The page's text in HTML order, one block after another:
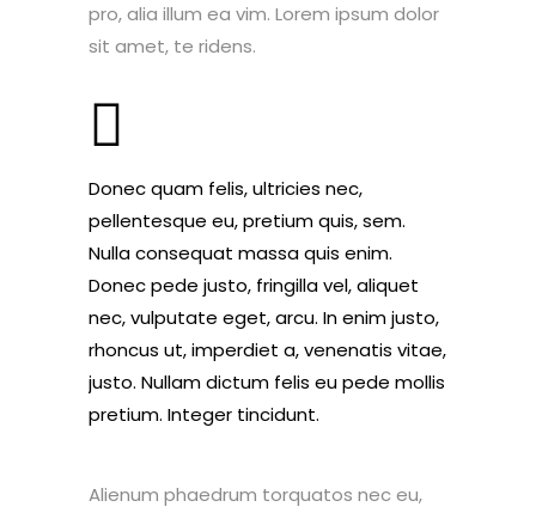
pro, alia illum ea vim. Lorem ipsum dolor
sit amet, te ridens.
Donec quam felis, ultricies nec,
pellentesque eu, pretium quis, sem.
Nulla consequat massa quis enim.
Donec pede justo, fringilla vel, aliquet
nec, vulputate eget, arcu. In enim justo,
rhoncus ut, imperdiet a, venenatis vitae,
justo. Nullam dictum felis eu pede mollis
pretium. Integer tincidunt.
Alienum phaedrum torquatos nec eu,